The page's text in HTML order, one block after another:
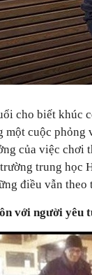
cho biết khúc
một cuộc phỏng
của việc chơi
trung học
điều vẫn
với người yêu